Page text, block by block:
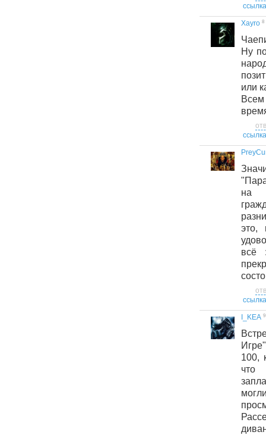
ссылка
Xayro 8
Ну
или
ссылка
на
это,
всё
ссылка
I_KEA 9
100,
что